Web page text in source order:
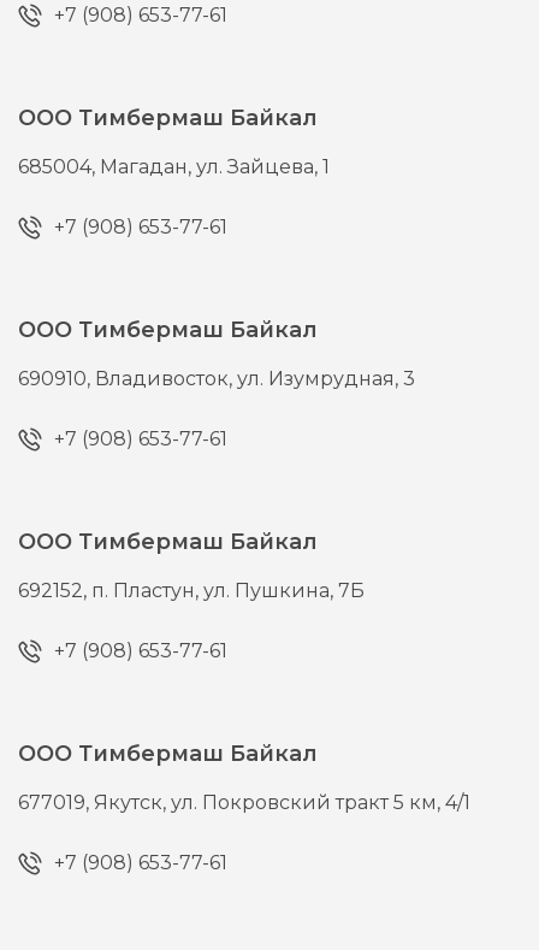
+7 (908) 653-77-61
ООО Тимбермаш Байкал
685004, Магадан,ул. Зайцева, 1
+7 (908) 653-77-61
ООО Тимбермаш Байкал
690910, Владивосток,ул. Изумрудная, 3
+7 (908) 653-77-61
ООО Тимбермаш Байкал
692152, п. Пластун,ул. Пушкина, 7Б
+7 (908) 653-77-61
ООО Тимбермаш Байкал
677019, Якутск,ул. Покровский тракт 5 км, 4/1
+7 (908) 653-77-61